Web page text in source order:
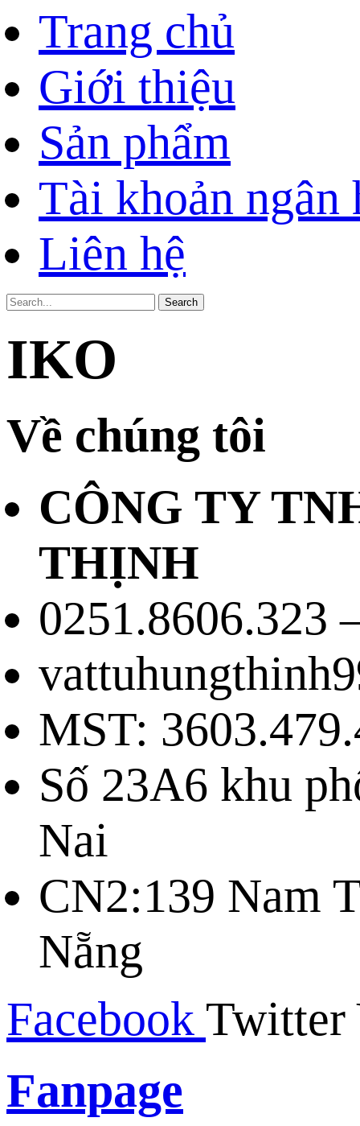
Trang chủ
Giới thiệu
Sản phẩm
Tài khoản ngân
Liên hệ
Search
IKO
Về chúng tôi
CÔNG TY
THỊNH
0251.8606.323
MST:
Số 23A6 khu
Nai
CN2:139 Nam
Nẵng
Facebook Twitter
Fanpage